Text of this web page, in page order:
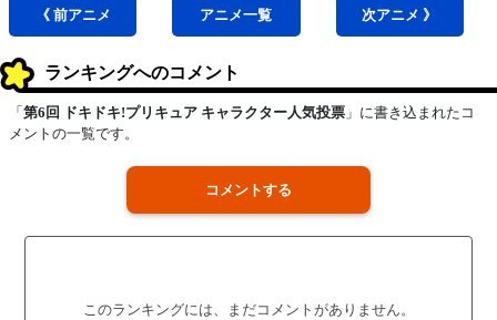
《 前アニメ アニメ一覧 次アニメ 》
ランキングへのコメント
「 第6回 ドキドキ!プリキュア キャラクター人気投票 」に書き込まれたコ
メントの一覧です。
コメントする
このランキングには、まだコメントがありません。